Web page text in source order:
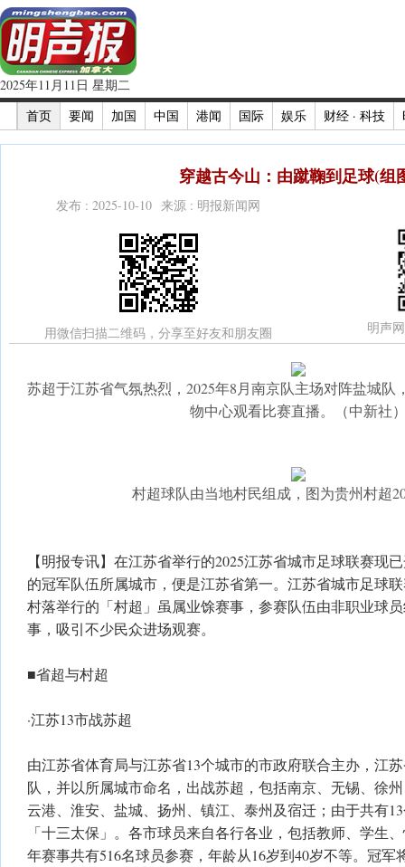
2025年11月11日 星期二
首页
要闻 加国 中国 港闻 国际 娱乐 财经 · 科技
穿越古今山：由蹴鞠到足球(组
发布 : 2025-10-10 来源 : 明报新闻网
用微信扫描二维码，分享至好友和朋友圈 明声
苏超于江苏省气氛热烈，2025年8月南京队主场对阵盐城队
物中心观看比赛直播。（中新社
村超球队由当地村民组成，图为贵州村超
【明报专讯】在江苏省举行的2025江苏省城市足球联赛现
的冠军队伍所属城市，便是江苏省第一。江苏省城市足球
村落举行的「村超」虽属业馀赛事，参赛队伍由非职业球
事，吸引不少民众进场观赛。
■省超与村超
·江苏13市战苏超
由江苏省体育局与江苏省13个城市的市政府联合主办，江
队，并以所属城市命名，出战苏超，包括南京、无锡、徐
云港、淮安、盐城、扬州、镇江、泰州及宿迁；由于共有
「十三太保」。各市球员来自各行各业，包括教师、学生
年赛事共有516名球员参赛，年龄从16岁到40岁不等。冠军